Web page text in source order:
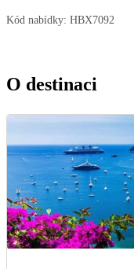
Kód nabídky: HBX7092
O destinaci